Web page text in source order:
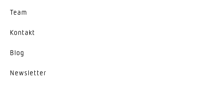
Team
Kontakt
Blog
News­letter